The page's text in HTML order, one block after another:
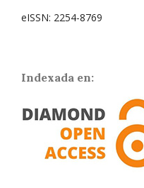
eISSN: 2254-8769
Indexada en: